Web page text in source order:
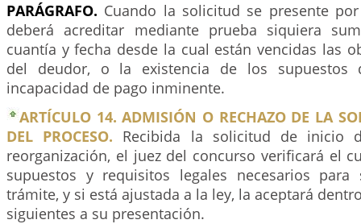
PARÁGRAFO. Cuando la solicitud se presente
deberá acreditar mediante prueba siquiera
cuantía y fecha desde la cual están vencidas las
del deudor, o la existencia de los supuestos
incapacidad de pago inminente.
ARTÍCULO 14. ADMISIÓN O RECHAZO DE LA
DEL PROCESO. Recibida la solicitud de inicio
reorganización, el juez del concurso verificará el
supuestos y requisitos legales necesarios para
trámite, y si está ajustada a la ley, la aceptará
siguientes a su presentación.